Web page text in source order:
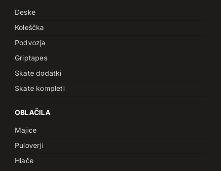
Deske
Koleščka
Podvozja
Griptapes
Skate dodatki
Skate kompleti
OBLAČILA
Majice
Puloverji
Hlače